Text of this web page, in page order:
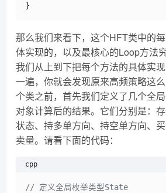
那么我们来看下，这个HFT类中的
体实现的，以及最核心的Loop方法
我们从上到下把每个方法的具体实
一遍，你就会发现原来高频策略这
个类之前，首先我们定义了几个全
对象计算后的结果。它们分别是：
状态、持多单方向、持空单方向、买
卖量。请看下面的代码：
cpp
// 定义全局枚举类型State